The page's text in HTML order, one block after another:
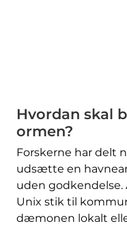
Hvordan skal
ormen?
Forskerne har delt
udsætte en
uden
Unix stik til
dæmonen lokalt